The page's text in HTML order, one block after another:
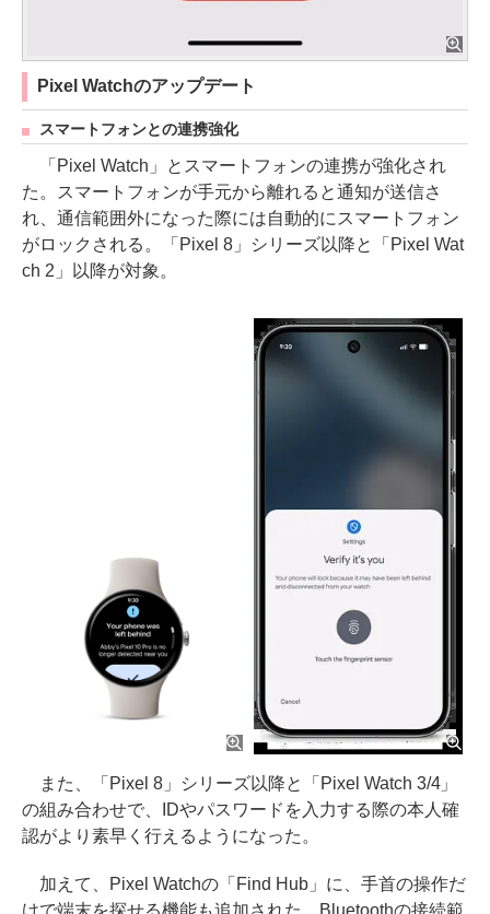
Pixel Watchのアップデート
スマートフォンとの連携強化
「Pixel Watch」とスマートフォンの連携が強化され
た。スマートフォンが手元から離れると通知が送信さ
れ、通信範囲外になった際には自動的にスマートフォン
がロックされる。「Pixel 8」シリーズ以降と「Pixel Wat
ch 2」以降が対象。
また、「Pixel 8」シリーズ以降と「Pixel Watch 3/4」
の組み合わせで、IDやパスワードを入力する際の本人確
認がより素早く行えるようになった。
加えて、Pixel Watchの「Find Hub」に、手首の操作だ
けで端末を探せる機能も追加された。Bluetoothの接続範